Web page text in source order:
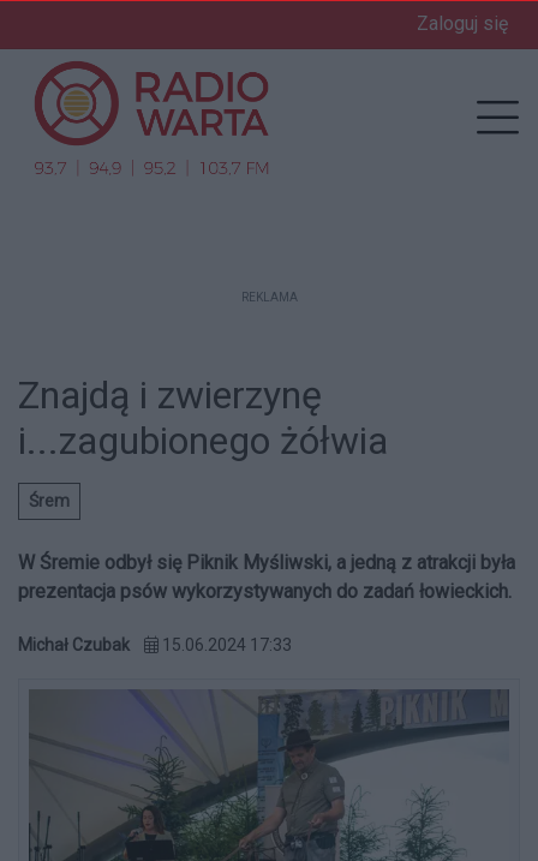
Zaloguj się
REKLAMA
Znajdą i zwierzynę
i...zagubionego żółwia
Śrem
W Śremie odbył się Piknik Myśliwski, a jedną z atrakcji była
prezentacja psów wykorzystywanych do zadań łowieckich.
Michał Czubak 15.06.2024 17:33